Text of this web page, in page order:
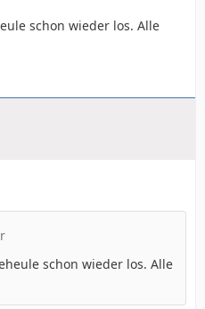
schon wieder los. Alle
schon wieder los. Alle